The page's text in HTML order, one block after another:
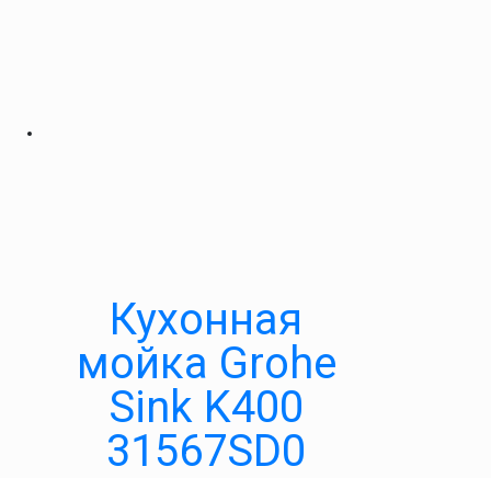
Кухонная
мойка Grohe
Sink K400
31567SD0